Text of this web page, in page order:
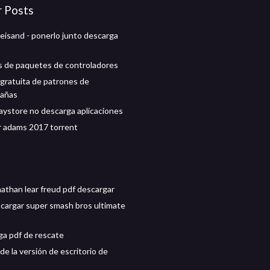
Posts
- ponerlo junto descarga
de paquetes de controladores
de patrones de
no descarga aplicaciones
adams 2017 torrent
lear freud pdf descargar
super smash bros ultimate
pdf de rescate
la versión de escritorio de